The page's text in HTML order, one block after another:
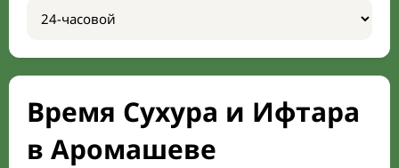
Время Сухура и Ифтара
в Аромашеве